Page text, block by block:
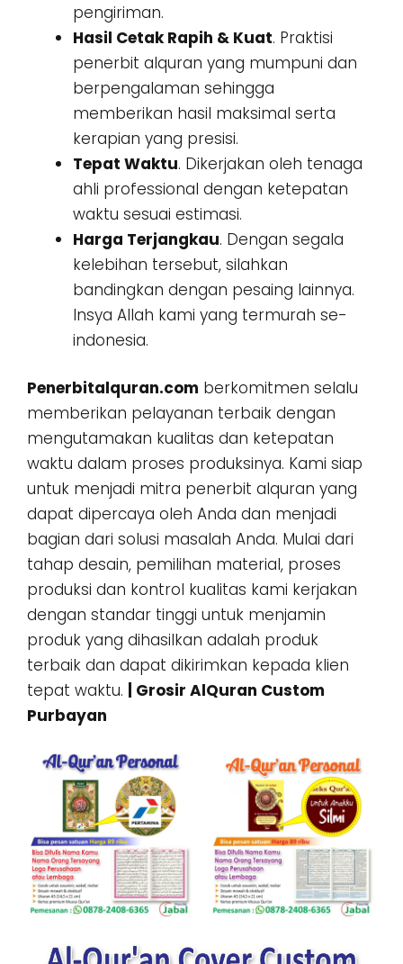
pengiriman.
Hasil Cetak Rapih & Kuat. Praktisi
penerbit alquran yang mumpuni dan
berpengalaman sehingga
memberikan hasil maksimal serta
kerapian yang presisi.
Tepat Waktu. Dikerjakan oleh tenaga
ahli professional dengan ketepatan
waktu sesuai estimasi.
Harga Terjangkau. Dengan segala
kelebihan tersebut, silahkan
bandingkan dengan pesaing lainnya.
Insya Allah kami yang termurah se-
indonesia.
Penerbitalquran.com berkomitmen selalu
memberikan pelayanan terbaik dengan
mengutamakan kualitas dan ketepatan
waktu dalam proses produksinya. Kami siap
untuk menjadi mitra penerbit alquran yang
dapat dipercaya oleh Anda dan menjadi
bagian dari solusi masalah Anda. Mulai dari
tahap desain, pemilihan material, proses
produksi dan kontrol kualitas kami kerjakan
dengan standar tinggi untuk menjamin
produk yang dihasilkan adalah produk
terbaik dan dapat dikirimkan kepada klien
tepat waktu.
| Grosir AlQuran Custom
Purbayan